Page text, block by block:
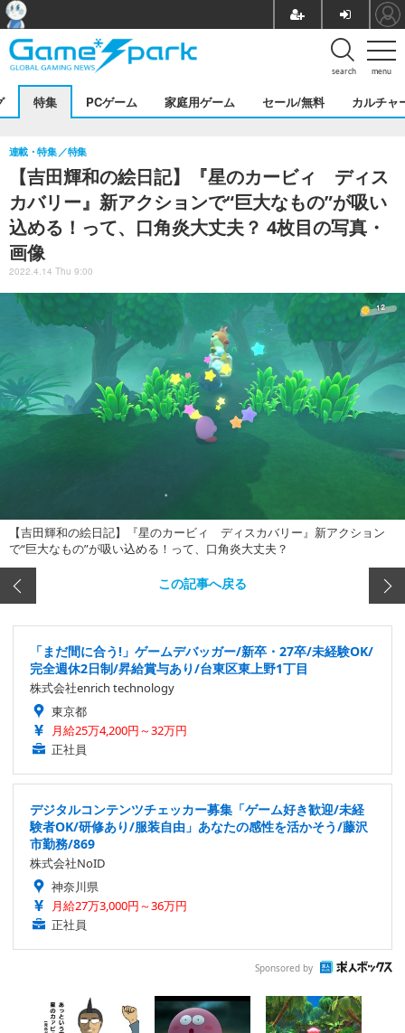
menu
search
特集 PCゲーム 家庭用ゲーム セール/無料 カルチャ
【吉田輝和の絵日記】『星のカービィ ディス
カバリー』新アクションで“巨大なもの”が吸い
込める！って、口角炎大丈夫？ 4枚目の写真・
画像
連載・特集 特集
2022.4.14 Thu 9:00
【吉田輝和の絵日記】『星のカービィ ディスカバリー』新アクション
で“巨大なもの”が吸い込める！って、口角炎大丈夫？
この記事へ戻る
「まだ間に合う!」ゲームデバッガー/新卒・27卒/未経験OK/
完全週休2日制/昇給賞与あり/台東区東上野1丁目
株式会社enrich technology
東京都
月給25万4,200円～32万円
正社員
デジタルコンテンツチェッカー募集「ゲーム好き歓迎/未経
験者OK/研修あり/服装自由」あなたの感性を活かそう/藤沢
市勤務/869
株式会社NoID
神奈川県
月給27万3,000円～36万円
正社員
Sponsored by